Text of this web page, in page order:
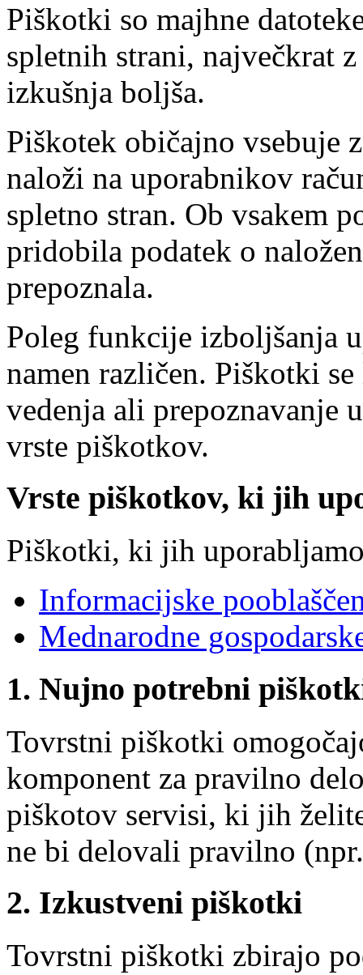
Piškotki so majhne
spletnih strani, največkrat
izkušnja boljša.
Piškotek običajno vsebuje
naloži na uporabnikov
spletno stran. Ob vsakem
pridobila podatek o
prepoznala.
Poleg funkcije izboljšanja
namen različen. Piškotki
vedenja ali prepoznavanje
vrste piškotkov.
Vrste piškotkov, ki jih
Piškotki, ki jih
Informacijske
Mednarodne
1. Nujno potrebni
Tovrstni piškotki
komponent za pravilno
piškotov servisi, ki jih
ne bi delovali pravilno
2. Izkustveni piškotki
Tovrstni piškotki zbirajo